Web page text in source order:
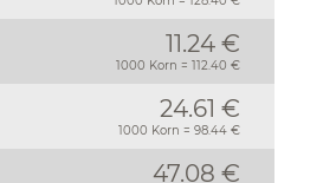
11.24 €
1000 Korn = 112.40 €
24.61 €
1000 Korn = 98.44 €
47.08 €